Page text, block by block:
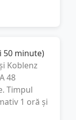
50 minute)
și Koblenz
48
Timpul
1 oră și